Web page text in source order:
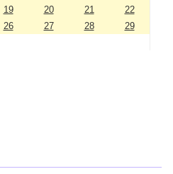
19 20 21
22
26 27 28
29